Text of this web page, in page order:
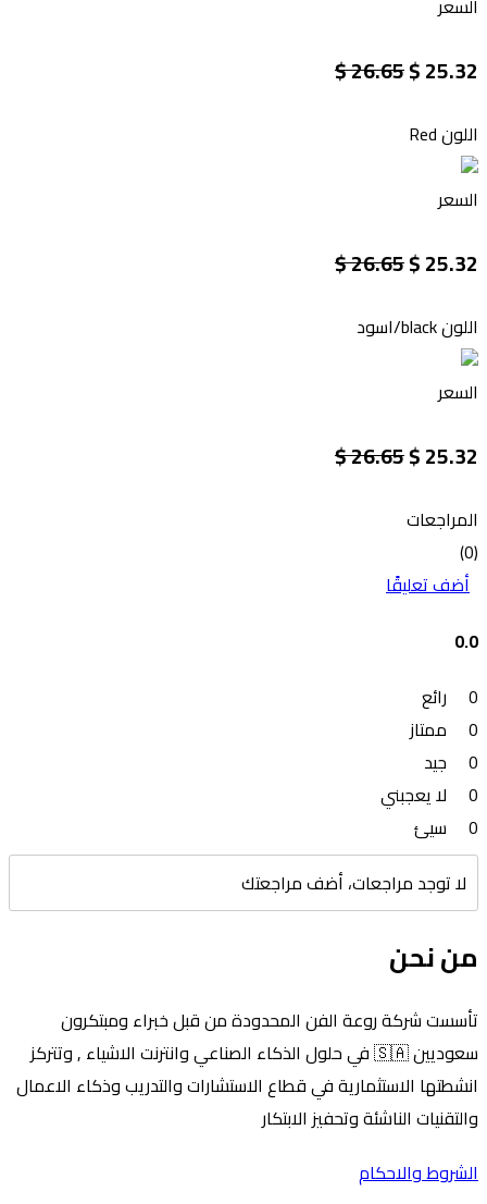
السعر
25.32 $
26.65 $
اللونRed
السعر
25.32 $
26.65 $
اللونblack/اسود
السعر
25.32 $
26.65 $
المراجعات
(0)
أضف تعليقًا
0.0
0
رائع
0
ممتاز
0
جيد
0
لا يعجبني
0
سيئ
لا توجد مراجعات، أضف مراجعتك
من نحن
تأسست شركة روعة الفن المحدودة من قبل خبراء ومبتكرون
سعوديين 🇸🇦 في حلول الذكاء الصناعي وانترنت الاشياء , وتتركز
انشطتها الاستثمارية في قطاع الاستشارات والتدريب وذكاء الاعمال
والتقنيات الناشئة وتحفيز الابتكار
الشروط والاحكام